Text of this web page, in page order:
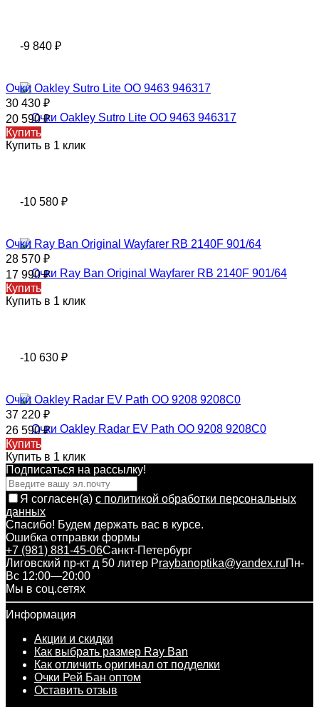
-9 840 ₽
Очки Oakley Sutro Lite OO 9463 946317
30 430 ₽
20 590₽
Купить
Купить в 1 клик
-10 580 ₽
Очки Ray Ban Original Wayfarer RB 2140F 901/64
28 570 ₽
17 990₽
Купить
Купить в 1 клик
-10 630 ₽
Очки Oakley Radar EV Path OO 9208 9208C0
37 220 ₽
26 590₽
Купить
Купить в 1 клик
Подписаться на рассылкy!
Я согласен(a) с политикой обработки персональных
данных
Спасибо! Будем держать вас в курсе.
Ошибка отправки формы
+7 (981) 881-45-06Санкт-Петербург
Лиговский пр-кт д 50 литер Рraybanoptika@yandex.ruПн-
Вс 12:00—20:00
Мы в соц.сетях
Информация
Акции и скидки
Как выбрать размер Ray Ban
Как отличить оригинал от подделки
Очки Рей Бан оптом
Оставить отзыв